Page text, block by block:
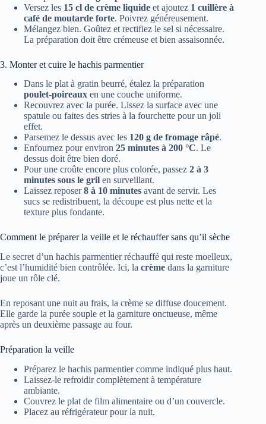
Versez les 15 cl de crème liquide et ajoutez 1 cuillère à
café de moutarde forte. Poivrez généreusement.
Mélangez bien. Goûtez et rectifiez le sel si nécessaire.
La préparation doit être crémeuse et bien assaisonnée.
3. Monter et cuire le hachis parmentier
Dans le plat à gratin beurré, étalez la préparation
poulet-poireaux en une couche uniforme.
Recouvrez avec la purée. Lissez la surface avec une
spatule ou faites des stries à la fourchette pour un joli
effet.
Parsemez le dessus avec les 120 g de fromage râpé.
Enfournez pour environ 25 minutes à 200 °C. Le
dessus doit être bien doré.
Pour une croûte encore plus colorée, passez 2 à 3
minutes sous le gril en surveillant.
Laissez reposer8 à 10 minutes avant de servir. Les
sucs se redistribuent, la découpe est plus nette et la
texture plus fondante.
Comment le préparer la veille et le réchauffer sans qu’il sèche
Le secret d’un hachis parmentier réchauffé qui reste moelleux,
c’est l’humidité bien contrôlée. Ici, la crème dans la garniture
joue un rôle clé.
En reposant une nuit au frais, la crème se diffuse doucement.
Elle garde la purée souple et la garniture onctueuse, même
après un deuxième passage au four.
Préparation la veille
Préparez le hachis parmentier comme indiqué plus haut.
Laissez-le refroidir complètement à température
ambiante.
Couvrez le plat de film alimentaire ou d’un couvercle.
Placez au réfrigérateur pour la nuit.